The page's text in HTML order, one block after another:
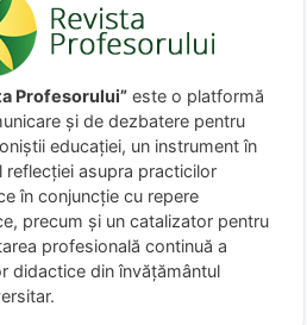
Profesorului” este o platformă
și de dezbatere pentru
educației, un instrument în
reflecției asupra practicilor
în conjuncție cu repere
precum și un catalizator pentru
profesională continuă a
didactice din învățământul